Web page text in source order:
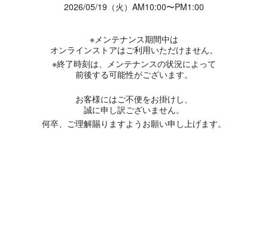
2026/05/19（火）AM10:00〜PM1:00
※メンテナンス期間中は
オンラインストアはご利用いただけません。
※終了時刻は、メンテナンスの状況によって
前後する可能性がございます。
お客様にはご不便をお掛けし、
誠に申し訳ございません。
何卒、ご理解賜りますようお願い申し上げます。